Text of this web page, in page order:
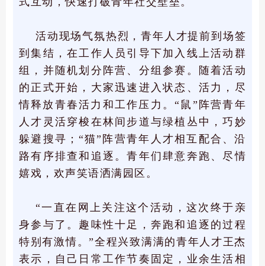
活动现场气氛热烈，青年人才提前到场签
到集结，在工作人员引导下加入线上活动群
组，并随机划分阵营、分组参赛。随着活动
的正式开始，大家迅速进入状态、活力，尽
情释放青春活力和工作压力。“鼠”阵营青年
人才灵活穿梭在林间步道与绿植丛中，巧妙
躲避搜寻；“猫”阵营青年人才相互配合、沿
路有序排查和追逐。青年们肆意奔跑、尽情
嬉戏，欢声笑语洒满园区。
“一直在网上关注这个活动，这次终于亲
身参与了。趣味性十足，奔跑和追逐的过程
特别有激情。”全程兴致满满的青年人才王杰
表示，自己日常工作节奏固定，业余生活相